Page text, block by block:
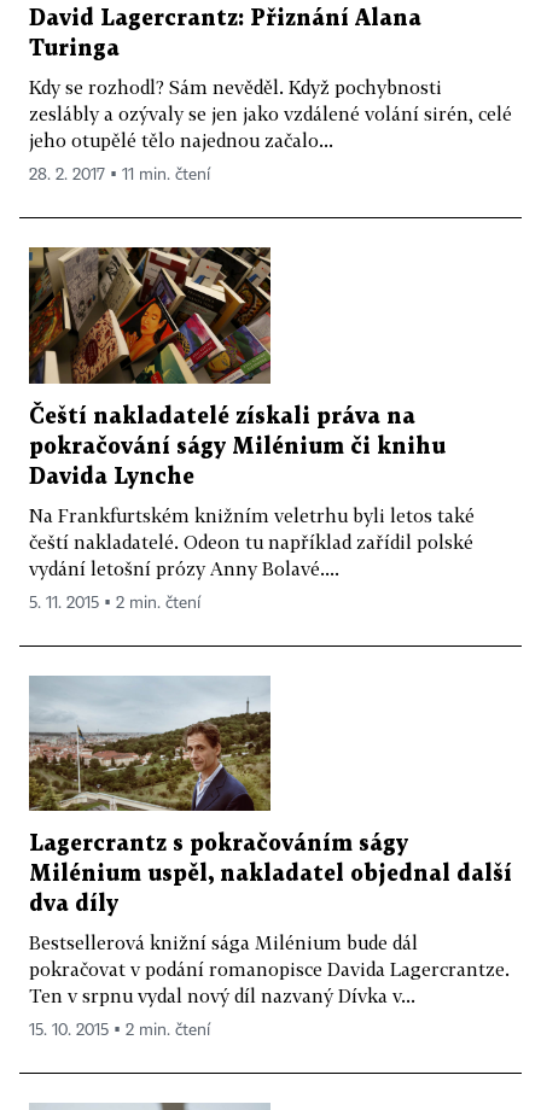
David Lagercrantz: Přiznání Alana
Turinga
Kdy se rozhodl? Sám nevěděl. Když pochybnosti
zeslábly a ozývaly se jen jako vzdálené volání sirén, celé
jeho otupělé tělo najednou začalo...
28. 2. 2017 ▪ 11 min. čtení
Čeští nakladatelé získali práva na
pokračování ságy Milénium či knihu
Davida Lynche
Na Frankfurtském knižním veletrhu byli letos také
čeští nakladatelé. Odeon tu například zařídil polské
vydání letošní prózy Anny Bolavé....
5. 11. 2015 ▪ 2 min. čtení
Lagercrantz s pokračováním ságy
Milénium uspěl, nakladatel objednal další
dva díly
Bestsellerová knižní sága Milénium bude dál
pokračovat v podání romanopisce Davida Lagercrantze.
Ten v srpnu vydal nový díl nazvaný Dívka v...
15. 10. 2015 ▪ 2 min. čtení